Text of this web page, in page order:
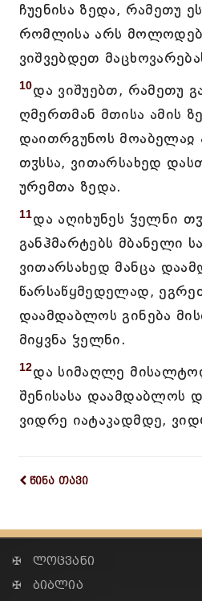
ჩუენისა ზედა, რამეთუ
რომლისა არს
ვიშვებდეთ
10და ვიშუებთ, რამეთუ
ღმერთმან მთისა ამის
დაითრგუნოს მოაბელაჲ
თჳსსა, ვითარსახედ
ურემთა ზედა.
11და აღიხუნეს ჴელნი
განჰმარტებს მბანელი
ვითარსახედ მანცა
წარსაწყმედელად,
დაამდაბლოს გინება
მიყვნა ჴელნი.
12და სიმაღლე
შენისასა დაამდაბლოს
ვიდრე იატაკადმდე,
წინა თავი
✠ ლოცვანი
✠ ბიბლია